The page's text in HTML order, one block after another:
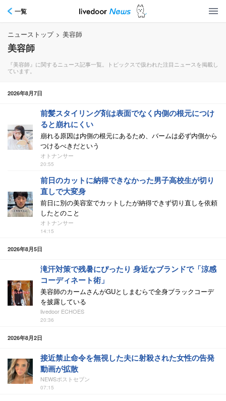
一覧
ニューストップ > 美容師
美容師
『美容師』に関するニュース記事一覧。トピックスで扱われた注目ニュースを掲載し
ています。
2026年8月7日
前髪スタイリング剤は表面でなく内側の根元につけ
ると崩れにくい
崩れる原因は内側の根元にあるため、バームは必ず内側から
つけるべきだという
オトナンサー
20:55
前日のカットに納得できなかった男子高校生が切り
直しで大変身
前日に別の美容室でカットしたが納得できず切り直しを依頼
したとのこと
オトナンサー
14:15
2026年8月5日
滝汗対策で残暑にぴったり 身近なブランドで「涼感
コーディネート術」
美容師のカームさんがGUとしまむらで全身ブラックコーデ
を披露している
livedoor ECHOES
20:36
2026年8月2日
接近禁止命令を無視した夫に射殺された女性の告発
動画が拡散
NEWSポストセブン
07:15